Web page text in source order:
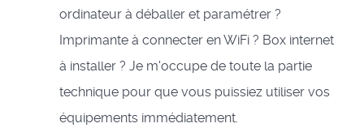
ordinateur à déballer et paramétrer ?
Imprimante à connecter en WiFi ? Box internet
à installer ? Je m'occupe de toute la partie
technique pour que vous puissiez utiliser vos
équipements immédiatement.